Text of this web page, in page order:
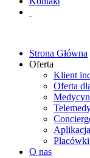
Strona Główna
Oferta
Klient
Oferta
O nas